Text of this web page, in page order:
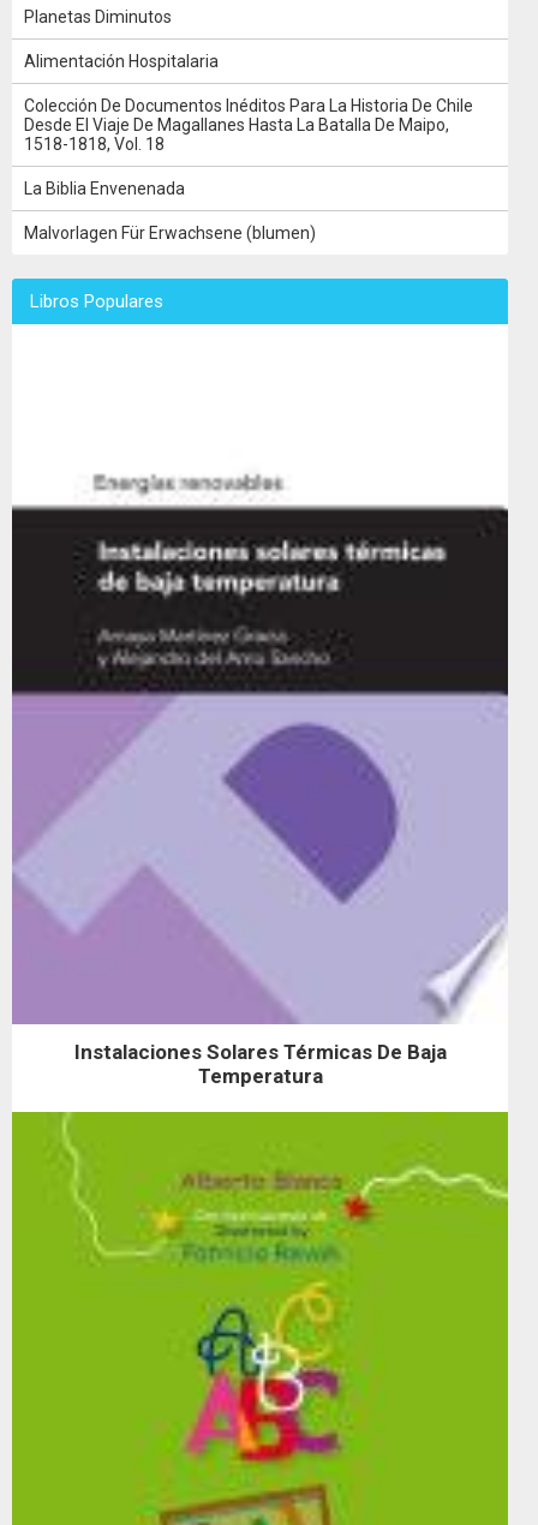
Planetas Diminutos
Alimentación Hospitalaria
Colección De Documentos Inéditos Para La Historia De Chile
Desde El Viaje De Magallanes Hasta La Batalla De Maipo,
1518-1818, Vol. 18
La Biblia Envenenada
Malvorlagen Für Erwachsene (blumen)
Libros Populares
Instalaciones Solares Térmicas De Baja
Temperatura